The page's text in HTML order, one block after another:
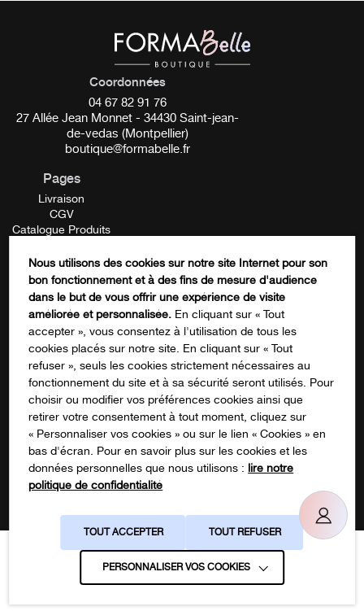
Comments
Ce champ n’est utilisé qu’à des fins de
validation et devrait rester inchangé.
S'inscrire à notre newsletter
Suivez-nous sur les réseaux !
Coordonnées
04 67 82 91 76
27 Allée Jean Monnet - 34430 Saint-jean-
de-vedas (Montpellier)
boutique@formabelle.fr
Pages
Livraison
CGV
Catalogue Produits
Contactez-nous
FORMATION
Gestion des cookies
Politique de confidentialité
Nous utilisons des cookies sur notre site Internet pour son
bon fonctionnement et à des fins de mesure d'audience
dans le but de vous offrir une expérience de visite
améliorée et personnalisée. En cliquant sur « Tout
accepter », vous consentez à l'utilisation de tous les
cookies placés sur notre site. En cliquant sur « Tout
refuser », seuls les cookies strictement nécessaires au
fonctionnement du site et à sa sécurité seront utilisés. Pour
choisir ou modifier vos préférences cookies ainsi que
retirer votre consentement à tout moment, cliquez sur
« Personnaliser vos cookies » ou sur le lien « Cookies » en
bas d'écran. Pour en savoir plus sur les cookies et les
données personnelles que nous utilisons :lire notre
politique de confidentialité
TOUT ACCEPTER TOUT REFUSER
PERSONNALISER VOS COOKIES